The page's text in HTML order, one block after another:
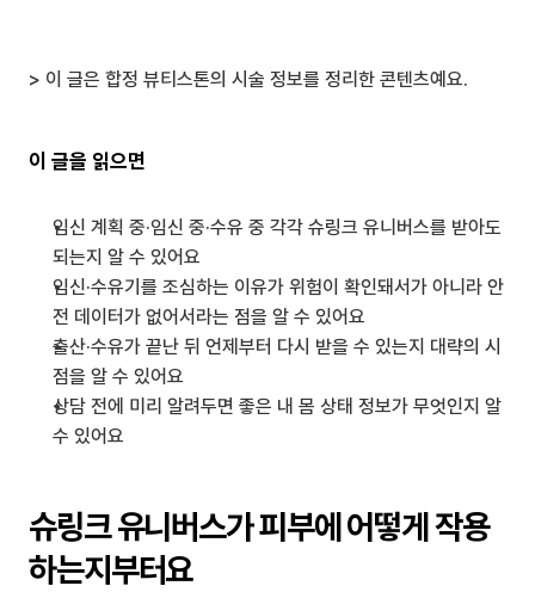
> 이 글은 합정 뷰티스톤의 시술 정보를 정리한 콘텐츠예요.
이 글을 읽으면
임신 계획 중·임신 중·수유 중 각각 슈링크 유니버스를 받아도
되는지 알 수 있어요
임신·수유기를 조심하는 이유가 위험이 확인돼서가 아니라 안
전 데이터가 없어서라는 점을 알 수 있어요
출산·수유가 끝난 뒤 언제부터 다시 받을 수 있는지 대략의 시
점을 알 수 있어요
상담 전에 미리 알려두면 좋은 내 몸 상태 정보가 무엇인지 알
수 있어요
슈링크 유니버스가 피부에 어떻게 작용
하는지부터요